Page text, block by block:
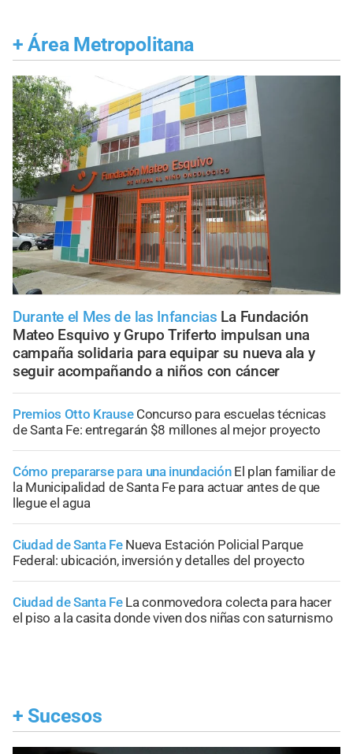
+ Área Metropolitana
Durante el Mes de las Infancias La Fundación
Mateo Esquivo y Grupo Triferto impulsan una
campaña solidaria para equipar su nueva ala y
seguir acompañando a niños con cáncer
Premios Otto Krause Concurso para escuelas técnicas
de Santa Fe: entregarán $8 millones al mejor proyecto
Cómo prepararse para una inundación El plan familiar de
la Municipalidad de Santa Fe para actuar antes de que
llegue el agua
Ciudad de Santa Fe Nueva Estación Policial Parque
Federal: ubicación, inversión y detalles del proyecto
Ciudad de Santa Fe La conmovedora colecta para hacer
el piso a la casita donde viven dos niñas con saturnismo
+ Sucesos